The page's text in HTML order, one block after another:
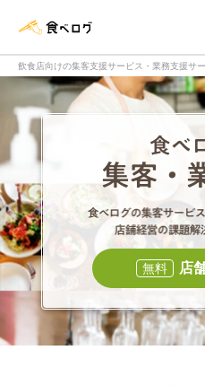
飲食店向けの集客支援サービス・業務支援サ
無料 店